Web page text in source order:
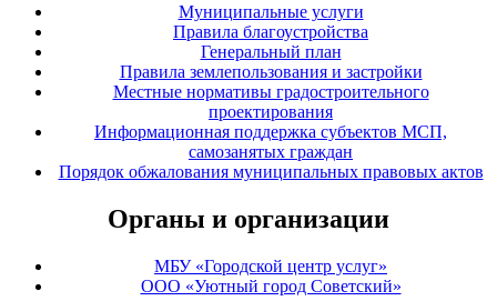
Муниципальные услуги
Правила благоустройства
Генеральный план
Правила землепользования и застройки
Местные нормативы градостроительного
проектирования
Информационная поддержка субъектов МСП,
самозанятых граждан
Порядок обжалования муниципальных правовых актов
Органы и организации
МБУ «Городской центр услуг»
ООО «Уютный город Советский»